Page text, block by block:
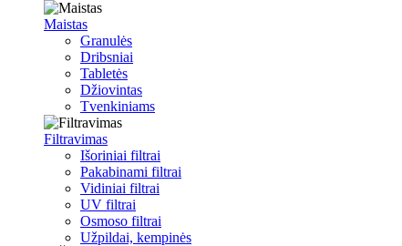
Maistas
Granulės
Dribsniai
Tabletės
Džiovintas
Tvenkiniams
Filtravimas
Išoriniai filtrai
Pakabinami filtrai
Vidiniai filtrai
UV filtrai
Osmoso filtrai
Užpildai, kempinės